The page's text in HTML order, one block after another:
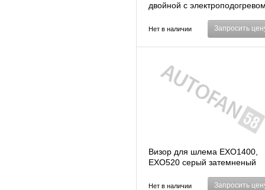
двойной с
Нет в наличии Запросить
Визор для шлема EXO1400,
EXO520 серый затемненый
Нет в наличии Запросить